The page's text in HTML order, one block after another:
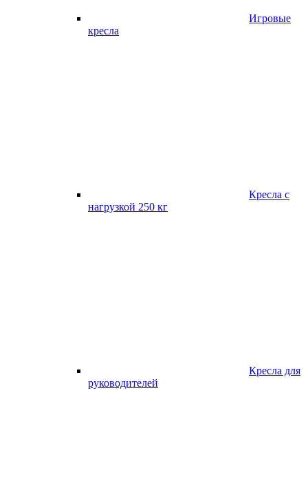
Игровые
кресла
Кресла с
нагрузкой 250 кг
Кресла для
руководителей